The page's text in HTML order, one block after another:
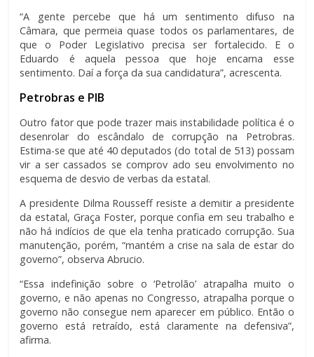
“A gente percebe que há um sentimento difuso na
Câmara, que permeia quase todos os parlamentares, de
que o Poder Legislativo precisa ser fortalecido. E o
Eduardo é aquela pessoa que hoje encarna esse
sentimento. Daí a força da sua candidatura”, acrescenta.
Petrobras e PIB
Outro fator que pode trazer mais instabilidade política é o
desenrolar do escândalo de corrupção na Petrobras.
Estima-se que até 40 deputados (do total de 513) possam
vir a ser cassados se comprov ado seu envolvimento no
esquema de desvio de verbas da estatal.
A presidente Dilma Rousseff resiste a demitir a presidente
da estatal, Graça Foster, porque confia em seu trabalho e
não há indícios de que ela tenha praticado corrupção. Sua
manutenção, porém, “mantém a crise na sala de estar do
governo”, observa Abrucio.
“Essa indefinição sobre o ‘Petrolão’ atrapalha muito o
governo, e não apenas no Congresso, atrapalha porque o
governo não consegue nem aparecer em público. Então o
governo está retraído, está claramente na defensiva”,
afirma.